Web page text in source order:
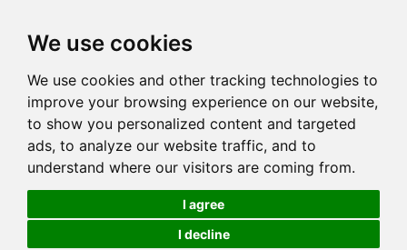
We use cookies
We use cookies and other tracking technologies to
improve your browsing experience on our website,
to show you personalized content and targeted
ads, to analyze our website traffic, and to
understand where our visitors are coming from.
I agree
I decline